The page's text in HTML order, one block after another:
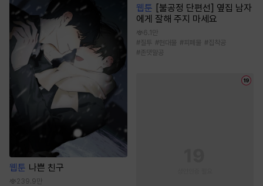
웹툰 나쁜 친구
239.9만
웹툰
[불공정 단편선] 옆집 남자
에게 잘해 주지 마세요
6.1만
#질투 #현대물 #피폐물 #집착공
#존댓말공